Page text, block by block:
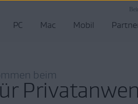
PC Mac Mobil
beim